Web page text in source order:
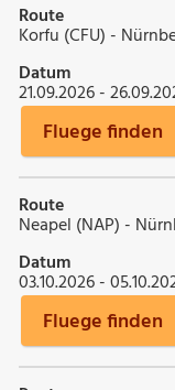
Route
Korfu (CFU) -
Datum
21.09.2026 -
Fluege finden
Route
Neapel (NAP) -
Datum
03.10.2026 -
Fluege finden